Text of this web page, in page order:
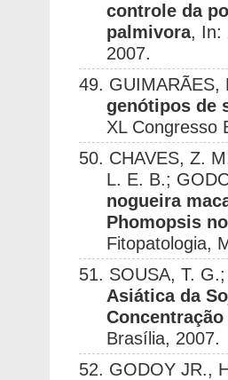
controle da
palmivora, In:
2007.
49.
genótipos de
XL Congresso
50. CHAVES, Z.
L. E. B.;
nogueira
Phomopsis
Fitopatologia,
51. SOUSA, T.
Asiática da
Brasília, 2007.
52. GODOY JR.,